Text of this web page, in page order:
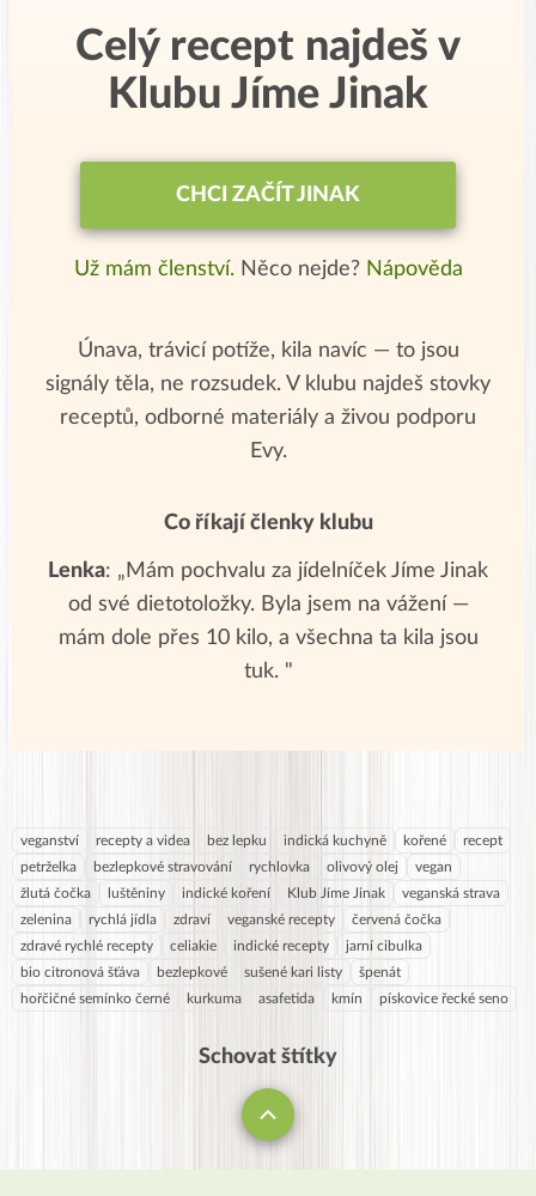
Celý recept najdeš v
Klubu Jíme Jinak
CHCI ZAČÍT JINAK
Už mám členství. Něco nejde? Nápověda
Únava, trávicí potíže, kila navíc — to jsou
signály těla, ne rozsudek. V klubu najdeš stovky
receptů, odborné materiály a živou podporu
Evy.
Co říkají členky klubu
Lenka: „Mám pochvalu za jídelníček Jíme Jinak
od své dietotoložky. Byla jsem na vážení —
mám dole přes 10 kilo, a všechna ta kila jsou
tuk. "
veganství recepty a videa bez lepku indická kuchyně kořené
recept
petrželka
bezlepkové stravování rychlovka olivový olej
vegan
žlutá čočka
luštěniny indické koření Klub Jíme Jinak
veganská strava
zelenina
rychlá jídla zdraví veganské recepty
červená čočka
zdravé rychlé recepty
celiakie indické recepty
jarní cibulka
bio citronová šťáva
bezlepkové sušené kari listy
špenát
hořčičné semínko černé
kurkuma asafetida kmín pískovice řecké seno
Schovat štítky